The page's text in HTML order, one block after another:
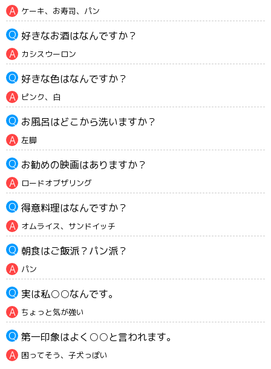
ケーキ、お寿司、パン
好きなお酒はなんですか？
カシスウーロン
好きな色はなんですか？
ピンク、白
お風呂はどこから洗いますか？
左脚
お勧めの映画はありますか？
ロードオブザリング
得意料理はなんですか？
オムライス、サンドイッチ
朝食はご飯派？パン派？
パン
実は私○○なんです。
ちょっと気が強い
第一印象はよく○○と言われます。
困ってそう、子犬っぽい